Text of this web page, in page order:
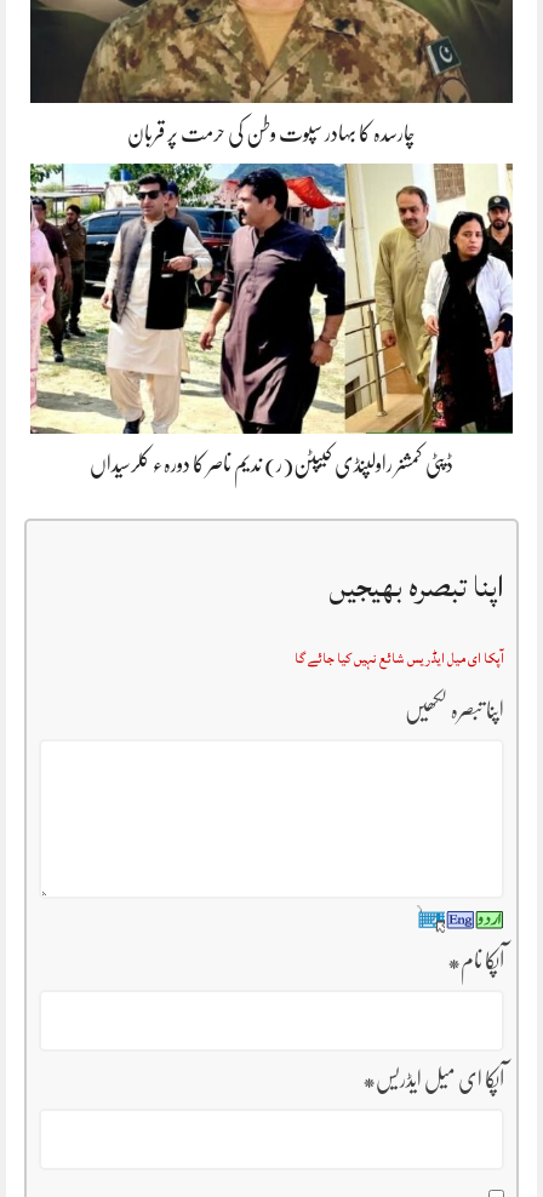
چارسدہ کا بہادر سپوت وطن کی حرمت پر قربان
ڈپٹی کمشنر راولپنڈی کیپٹن(ر) ندیم ناصر کا دورہء کلرسیداں
اپنا تبصرہ بھیجیں
آپکا ای میل ایڈریس شائع نہیں کیا جائے گا
اپنا تبصرہ لکھیں
آپکا نام*
آپکا ای میل ایڈریس*